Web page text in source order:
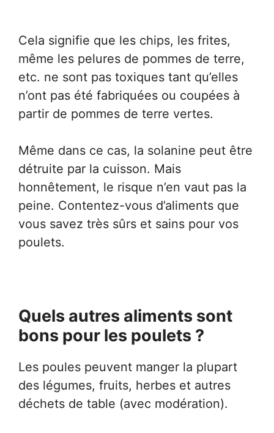
Cela signifie que les chips, les frites,
même les pelures de pommes de terre,
etc. ne sont pas toxiques tant qu’elles
n’ont pas été fabriquées ou coupées à
partir de pommes de terre vertes.
Même dans ce cas, la solanine peut être
détruite par la cuisson. Mais
honnêtement, le risque n’en vaut pas la
peine. Contentez-vous d’aliments que
vous savez très sûrs et sains pour vos
poulets.
Quels autres aliments sont
bons pour les poulets ?
Les poules peuvent manger la plupart
des légumes, fruits, herbes et autres
déchets de table (avec modération).